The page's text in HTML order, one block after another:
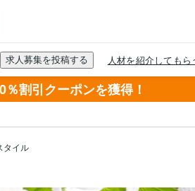
割引クーポンを獲得！
タイル